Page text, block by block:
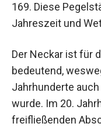
169. Diese
Jahreszeit und
Der Neckar ist für
bedeutend,
Jahrhunderte
wurde. Im 20.
freifließenden